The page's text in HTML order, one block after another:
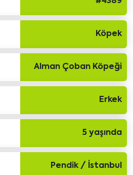
Köpek
Alman Çoban Köpeği
Erkek
5 yaşında
Pendik / İstanbul